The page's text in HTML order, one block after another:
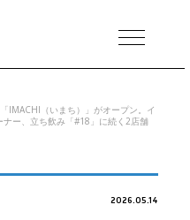
MENU
IMACHI（いまち）」がオープン。イ
ー、立ち飲み「#18」に続く2店舗
2026.05.14